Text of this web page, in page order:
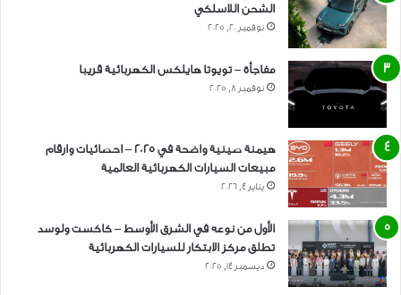
الشحن اللاسلكي
نوفمبر 20, 2025
مفاجأة – تويوتا هايلكس الكهربائية قريبا
نوفمبر 8, 2025
هيمنة صينية واضحة في 2025 – احصائيات وارقام
مبيعات السيارات الكهربائية العالمية
يناير 4, 2026
الأول من نوعه في الشرق الأوسط – كاكست ولوسد
تطلق مركز الابتكار للسيارات الكهربائية
ديسمبر 14, 2025